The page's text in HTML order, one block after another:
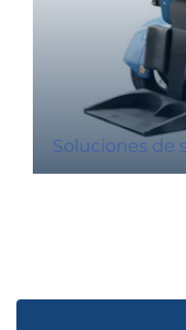
Soluciones de